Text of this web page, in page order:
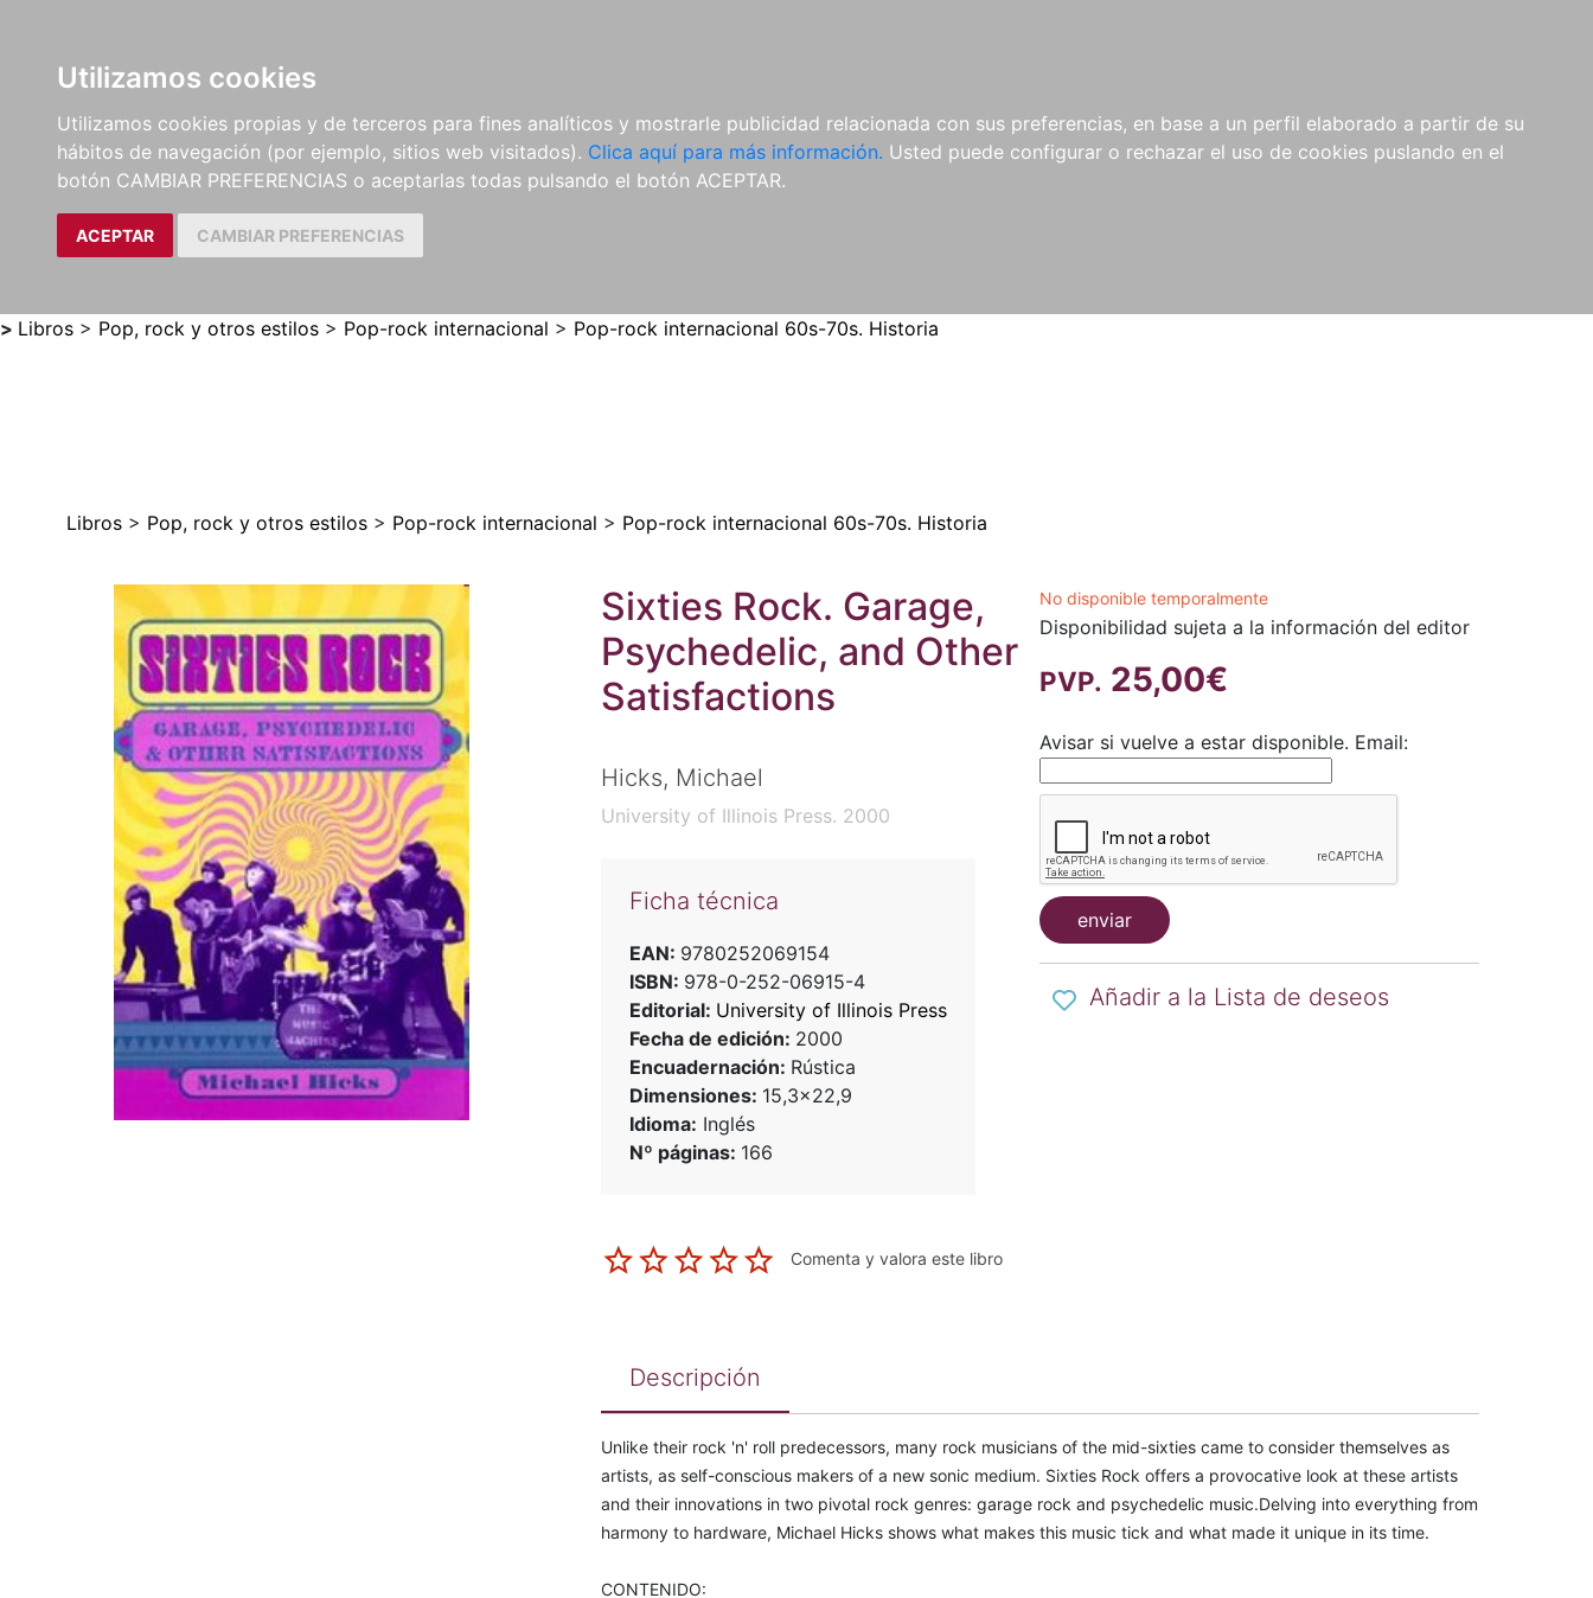
Utilizamos cookies
Utilizamos cookies propias y de terceros para fines analíticos y mostrarle publicidad relacionada con sus preferencias, en base a un perfil elaborado a partir de su
hábitos de navegación (por ejemplo, sitios web visitados). Clica aquí para más información. Usted puede configurar o rechazar el uso de cookies puslando en el
botón CAMBIAR PREFERENCIAS o aceptarlas todas pulsando el botón ACEPTAR.
ACEPTAR CAMBIAR PREFERENCIAS
LIBROS
MÉTODOS Y
EJERCICIOS
PARTITURAS Y EDICIONES
CRÍTICAS
REVISTAS
CDS Y
DVDS
MATERIAL
COMPLEMENTARIO
NOVEDADES NOTICIAS
COMPRAS
INSTITUCIONALES
> Libros > Pop, rock y otros estilos > Pop-rock internacional > Pop-rock internacional 60s-70s. Historia
Libros > Pop, rock y otros estilos > Pop-rock internacional > Pop-rock internacional 60s-70s. Historia
Sixties Rock. Garage,
Psychedelic, and Other
Satisfactions
Hicks, Michael
University of Illinois Press. 2000
Ficha técnica
EAN: 9780252069154
ISBN: 978-0-252-06915-4
Editorial: University of Illinois Press
Fecha de edición: 2000
Encuadernación: Rústica
Dimensiones: 15,3x22,9
Idioma: Inglés
Nº páginas: 166
Comenta y valora este libro
No disponible temporalmente
Disponibilidad sujeta a la información del editor
PVP. 25,00€
Avisar si vuelve a estar disponible. Email:
enviar
Añadir a la Lista de deseos
Descripción
Unlike their rock 'n' roll predecessors, many rock musicians of the mid-sixties came to consider themselves as
artists, as self-conscious makers of a new sonic medium. Sixties Rock offers a provocative look at these artists
and their innovations in two pivotal rock genres: garage rock and psychedelic music.Delving into everything from
harmony to hardware, Michael Hicks shows what makes this music tick and what made it unique in its time.
CONTENIDO: